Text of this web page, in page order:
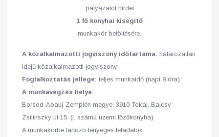
pályázatot hirdet
1 fő konyhai kisegítő
munkakör betöltésére.
A közalkalmazotti jogviszony időtartama: határozatlan
idejű közalkalmazotti jogviszony
Foglalkoztatás jellege: teljes munkaidő (napi 8 óra)
A munkavégzés helye:
Borsod-Abaúj-Zemplén megye, 3910 Tokaj, Bajcsy-
Zsilinszky út 15. (I. számú üzemi főzőkonyha)
A munkakörbe tartozó lényeges feladatok: